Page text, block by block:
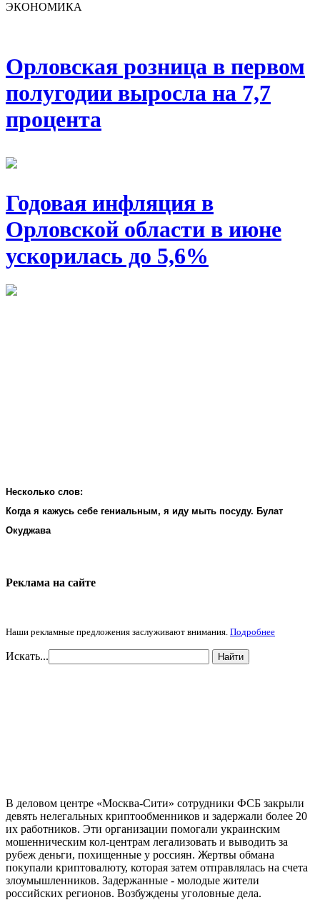
ЭКОНОМИКА
Орловская розница в первом
полугодии выросла на 7,7
процента
Годовая инфляция в
Орловской области в июне
ускорилась до 5,6%
Несколько слов:
Когда я кажусь себе гениальным, я иду мыть посуду. Булат
Окуджава
Реклама на cайте
Наши рекламные предложения заслуживают внимания. Подробнее
Искать... Найти
В деловом центре «Москва-Сити» сотрудники ФСБ закрыли
девять нелегальных криптообменников и задержали более 20
их работников. Эти организации помогали украинским
мошенническим кол-центрам легализовать и выводить за
рубеж деньги, похищенные у россиян. Жертвы обмана
покупали криптовалюту, которая затем отправлялась на счета
злоумышленников. Задержанные - молодые жители
российских регионов. Возбуждены уголовные дела.